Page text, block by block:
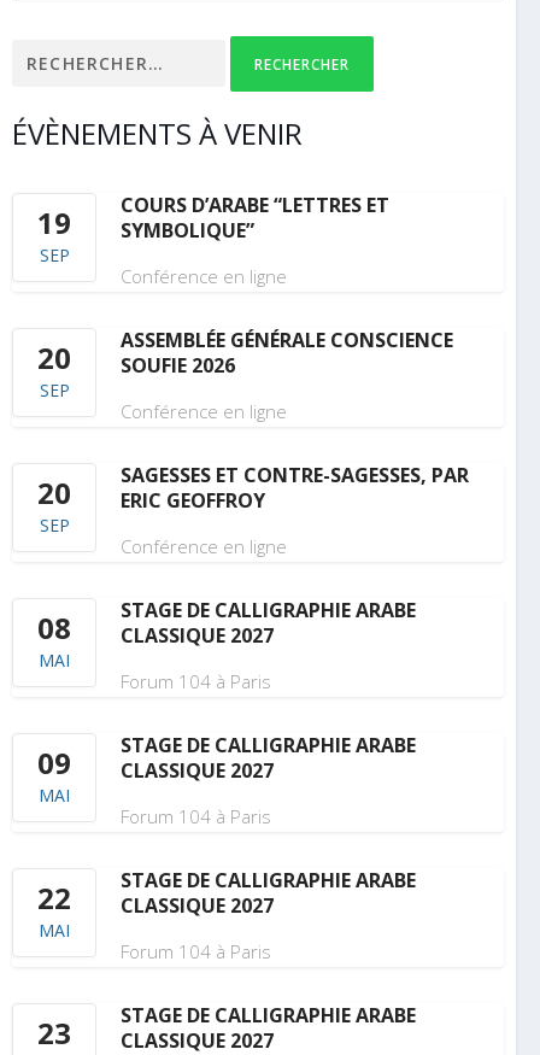
ÉVÈNEMENTS À VENIR
19
SEP
COURS D’ARABE “LETTRES ET
SYMBOLIQUE”
Conférence en ligne
20
SEP
ASSEMBLÉE GÉNÉRALE CONSCIENCE
SOUFIE 2026
Conférence en ligne
20
SEP
SAGESSES ET CONTRE-SAGESSES, PAR
ERIC GEOFFROY
Conférence en ligne
08
MAI
STAGE DE CALLIGRAPHIE ARABE
CLASSIQUE 2027
Forum 104 à Paris
09
MAI
STAGE DE CALLIGRAPHIE ARABE
CLASSIQUE 2027
Forum 104 à Paris
22
MAI
STAGE DE CALLIGRAPHIE ARABE
CLASSIQUE 2027
Forum 104 à Paris
23
STAGE DE CALLIGRAPHIE ARABE
CLASSIQUE 2027